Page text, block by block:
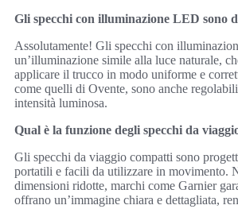
Gli specchi con illuminazione LED sono
Assolutamente! Gli specchi con
un’illuminazione simile alla luce naturale,
applicare il trucco in modo uniforme e
come quelli di Ovente, sono anche
intensità luminosa.
Qual è la funzione degli specchi da
Gli specchi da viaggio compatti sono
portatili e facili da utilizzare in movimento.
dimensioni ridotte, marchi come Garnier
offrano un’immagine chiara e dettagliata,